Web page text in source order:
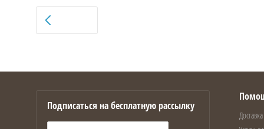
Подписаться на бесплатную рассылку